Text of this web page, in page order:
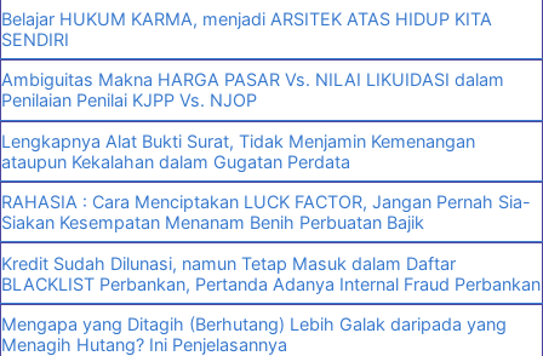
Belajar HUKUM KARMA, menjadi ARSITEK ATAS HIDUP KITA
SENDIRI
Ambiguitas Makna HARGA PASAR Vs. NILAI LIKUIDASI dalam
Penilaian Penilai KJPP Vs. NJOP
Lengkapnya Alat Bukti Surat, Tidak Menjamin Kemenangan
ataupun Kekalahan dalam Gugatan Perdata
RAHASIA : Cara Menciptakan LUCK FACTOR, Jangan Pernah Sia-
Siakan Kesempatan Menanam Benih Perbuatan Bajik
Kredit Sudah Dilunasi, namun Tetap Masuk dalam Daftar
BLACKLIST Perbankan, Pertanda Adanya Internal Fraud Perbankan
Mengapa yang Ditagih (Berhutang) Lebih Galak daripada yang
Menagih Hutang? Ini Penjelasannya